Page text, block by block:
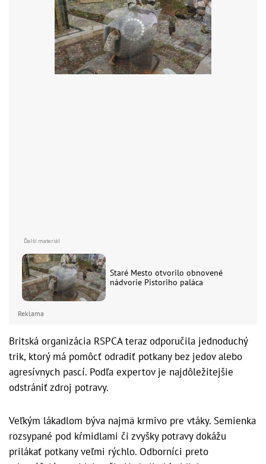
Staré Mesto otvorilo obnovené
nádvorie Pistoriho paláca
Reklama
Britská organizácia RSPCA teraz odporučila jednoduchý
trik, ktorý má pomôcť odradiť potkany bez jedov alebo
agresívnych pascí. Podľa expertov je najdôležitejšie
odstrániť zdroj potravy.
Veľkým lákadlom býva najmä krmivo pre vtáky. Semienka
rozsypané pod kŕmidlami či zvyšky potravy dokážu
prilákať potkany veľmi rýchlo. Odborníci preto